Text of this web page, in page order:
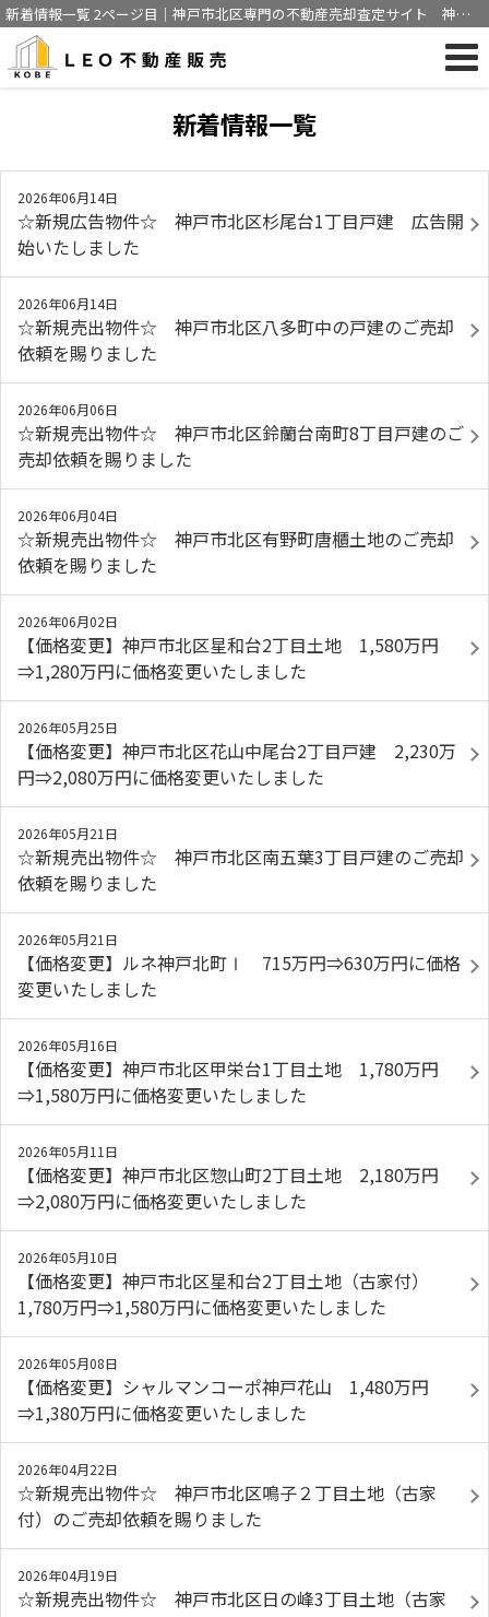
新着情報一覧 2ページ目｜神戸市北区専門の不動産売却査定サイト 神戸
市にて売買仲介経験豊富な営業マンが不動産売却をサポート
新着情報一覧
2026年06月14日
☆新規広告物件☆ 神戸市北区杉尾台1丁目戸建 広告開
始いたしました
2026年06月14日
☆新規売出物件☆ 神戸市北区八多町中の戸建のご売却
依頼を賜りました
2026年06月06日
☆新規売出物件☆ 神戸市北区鈴蘭台南町8丁目戸建のご
売却依頼を賜りました
2026年06月04日
☆新規売出物件☆ 神戸市北区有野町唐櫃土地のご売却
依頼を賜りました
2026年06月02日
【価格変更】神戸市北区星和台2丁目土地 1,580万円
⇒1,280万円に価格変更いたしました
2026年05月25日
【価格変更】神戸市北区花山中尾台2丁目戸建 2,230万
円⇒2,080万円に価格変更いたしました
2026年05月21日
☆新規売出物件☆ 神戸市北区南五葉3丁目戸建のご売却
依頼を賜りました
2026年05月21日
【価格変更】ルネ神戸北町Ⅰ 715万円⇒630万円に価格
変更いたしました
2026年05月16日
【価格変更】神戸市北区甲栄台1丁目土地 1,780万円
⇒1,580万円に価格変更いたしました
2026年05月11日
【価格変更】神戸市北区惣山町2丁目土地 2,180万円
⇒2,080万円に価格変更いたしました
2026年05月10日
【価格変更】神戸市北区星和台2丁目土地（古家付）
1,780万円⇒1,580万円に価格変更いたしました
2026年05月08日
【価格変更】シャルマンコーポ神戸花山 1,480万円
⇒1,380万円に価格変更いたしました
2026年04月22日
☆新規売出物件☆ 神戸市北区鳴子２丁目土地（古家
付）のご売却依頼を賜りました
2026年04月19日
☆新規売出物件☆ 神戸市北区日の峰3丁目土地（古家